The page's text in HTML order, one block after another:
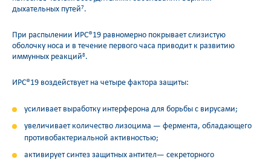
дыхательных путей7.
При распылении ИРС®19 равномерно покрывает слизистую
оболочку носа и в течение первого часа приводит к развитию
иммунных реакций8.
ИРС®19 воздействует на четыре фактора защиты:
усиливает выработку интерферона для борьбы с вирусами;
увеличивает количество лизоцима — фермента, обладающего
противобактериальной активностью;
активирует синтез защитных антител— секреторного